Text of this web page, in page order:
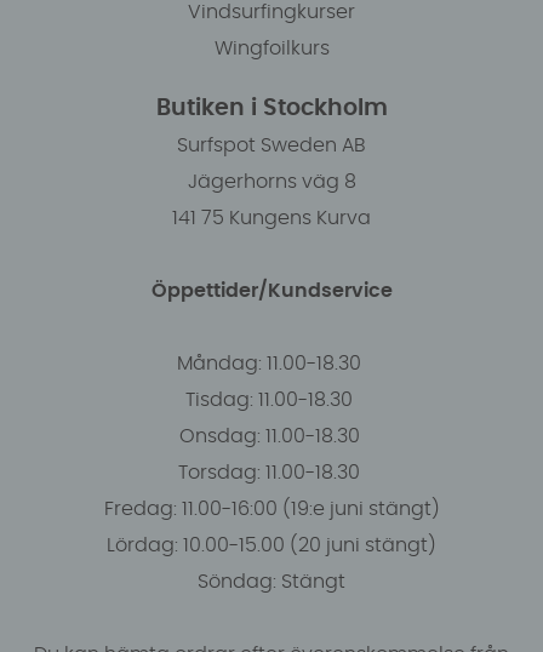
Vindsurfingkurser
Wingfoilkurs
Butiken i Stockholm
Surfspot Sweden AB
Jägerhorns väg 8
141 75 Kungens Kurva
Öppettider/Kundservice
Måndag: 11.00-18.30
Tisdag: 11.00-18.30
Onsdag: 11.00-18.30
Torsdag: 11.00-18.30
Fredag: 11.00-16:00 (19:e juni stängt)
Lördag: 10.00-15.00 (20 juni stängt)
Söndag: Stängt